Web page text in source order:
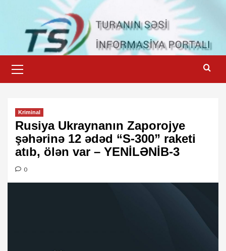
content
Menu
Kriminal
Rusiya Ukraynanın Zaporojye
şəhərinə 12 ədəd “S-300” raketi
atıb, ölən var – YENİLƏNİB-3
0